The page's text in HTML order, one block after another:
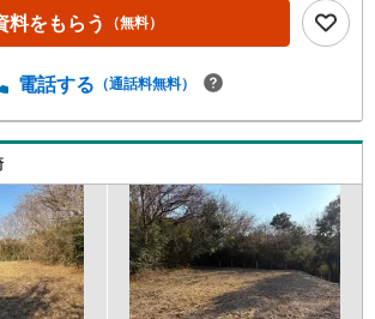
料をもらう （無料）
電話する （通話料無料）